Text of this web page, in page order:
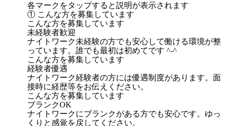
各マークをタップすると説明が表示されます
① こんな方を募集しています
こんな方を募集しています
未経験者歓迎
ナイトワーク未経験の方でも安心して働ける環境が整
っています。誰でも最初は初めてです ^-^
こんな方を募集しています
経験者優遇
ナイトワーク経験者の方には優遇制度があります。面
接時に経歴等をお伝えください。
こんな方を募集しています
ブランクOK
ナイトワークにブランクがある方でも安心です。ゆっ
くりと感覚を戻してください。